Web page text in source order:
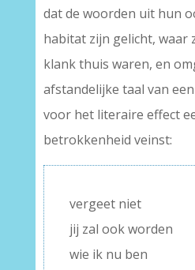
dat de woorden uit hun
habitat zijn gelicht, waar
klank thuis waren, en
afstandelijke taal van
voor het literaire effect
betrokkenheid veinst:
vergeet niet
jij zal ook worden
wie ik nu ben